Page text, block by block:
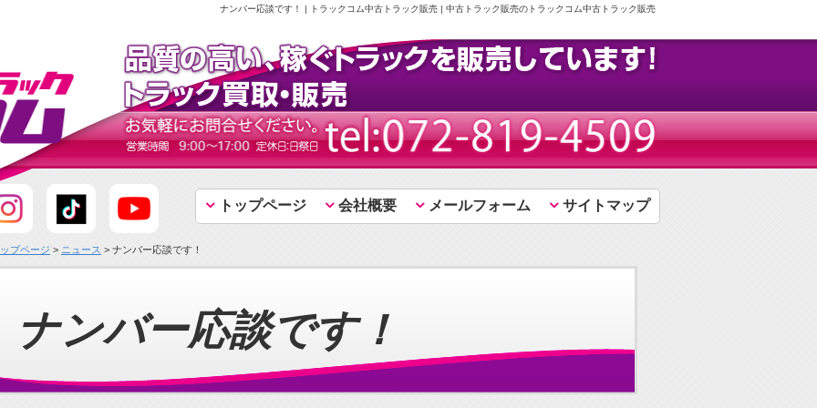
ナンバー応談です！ | トラックコム中古トラック販売 | 中古トラック販売のトラックコム中古トラック販売
トップページ 会社概要 メールフォーム サイトマップ
プページ > ニュース > ナンバー応談です！
ナンバー応談です！